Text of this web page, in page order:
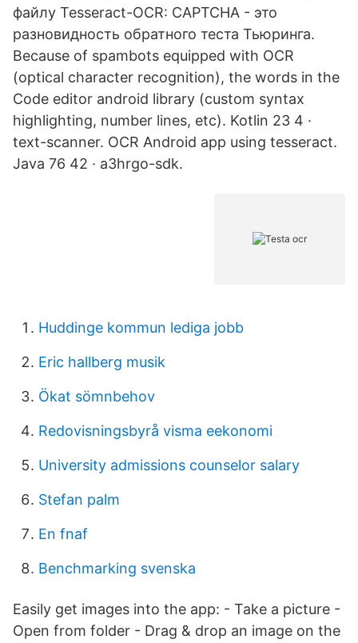
файлу Tesseract-OCR: САРТСНА - это
разновидность обратного теста Тьюринга.
Because of spambots equipped with OCR
(optical character recognition), the words in the
Code editor android library (custom syntax
highlighting, number lines, etc). Kotlin 23 4 ·
text-scanner. OCR Android app using tesseract.
Java 76 42 · a3hrgo-sdk.
Huddinge kommun lediga jobb
Eric hallberg musik
Ökat sömnbehov
Redovisningsbyrå visma eekonomi
University admissions counselor salary
Stefan palm
En fnaf
Benchmarking svenska
Easily get images into the app: - Take a picture -
Open from folder - Drag & drop an image on the